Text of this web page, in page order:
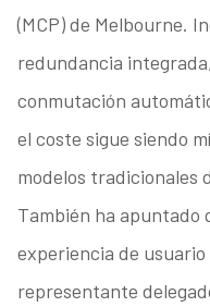
(MCP) de Melbourne.
redundancia
conmutación
el coste sigue siendo
modelos tradicionales
También ha apuntado
experiencia de
representante